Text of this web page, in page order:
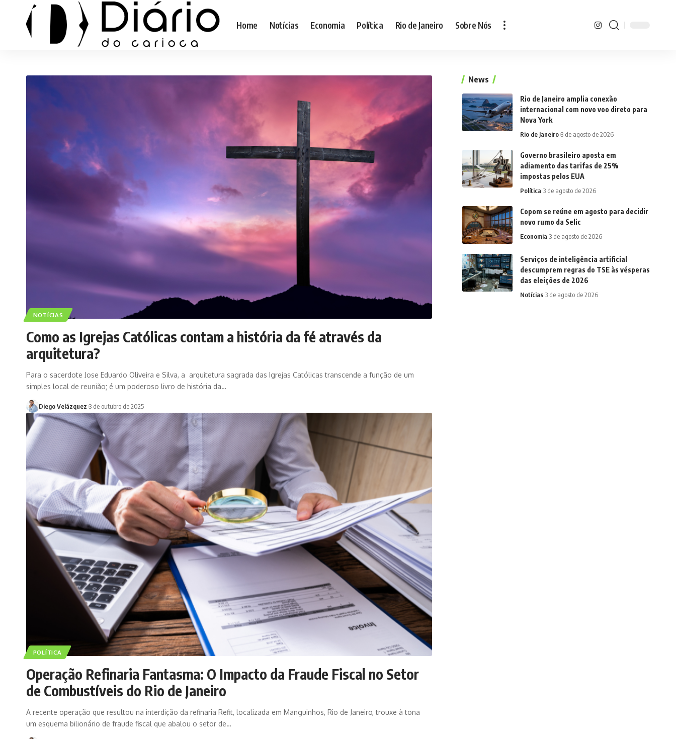
Home Notícias Economia Política Rio de Janeiro Sobre Nós
NOTÍCIAS
Como as Igrejas Católicas contam a história da fé através da
arquitetura?
Para o sacerdote Jose Eduardo Oliveira e Silva, a arquitetura sagrada das Igrejas Católicas transcende a função de um
simples local de reunião; é um poderoso livro de história da…
Diego Velázquez 3 de outubro de 2025
POLÍTICA
Operação Refinaria Fantasma: O Impacto da Fraude Fiscal no Setor
de Combustíveis do Rio de Janeiro
A recente operação que resultou na interdição da refinaria Refit, localizada em Manguinhos, Rio de Janeiro, trouxe à tona
um esquema bilionário de fraude fiscal que abalou o setor de…
News
Rio de Janeiro amplia conexão
internacional com novo voo direto para
Nova York
Rio de Janeiro 3 de agosto de 2026
Governo brasileiro aposta em
adiamento das tarifas de 25%
impostas pelos EUA
Política 3 de agosto de 2026
Copom se reúne em agosto para decidir
novo rumo da Selic
Economia 3 de agosto de 2026
Serviços de inteligência artificial
descumprem regras do TSE às vésperas
das eleições de 2026
Notícias 3 de agosto de 2026